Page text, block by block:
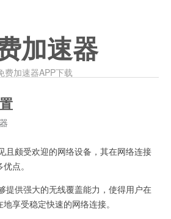
加速器
费加速器APP下载
颇受欢迎的网络设备，其在网络连接
点。
供强大的无线覆盖能力，使得用户在
享受稳定快速的网络连接。